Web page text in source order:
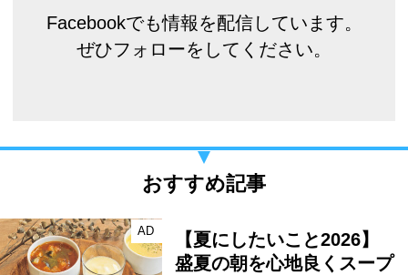
Facebookでも情報を配信しています。
ぜひフォローをしてください。
おすすめ記事
AD
【夏にしたいこと2026】
盛夏の朝を心地良くスープ